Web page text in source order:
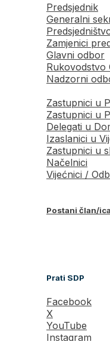
Predsjednik
Generalni
Zamjenici
Glavni odbor
Rukovodstvo
Nadzorni
Zastupnici u
Zastupnici u
Delegati u
Izaslanici u
Zastupnici u
Načelnici
Vijećnici /
Postani član/ica
Prati SDP
Facebook
X
YouTube
Instagram